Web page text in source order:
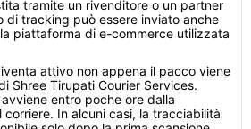
tramite un rivenditore o un partner
di tracking può essere inviato anche
piattaforma di e-commerce utilizzata
attivo non appena il pacco viene
Shree Tirupati Courier Services.
entro poche ore dalla
In alcuni casi, la tracciabilità